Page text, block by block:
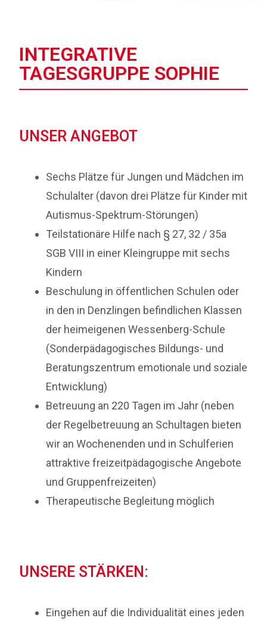
INTEGRATIVE
TAGESGRUPPE SOPHIE
UNSER ANGEBOT
Sechs Plätze für Jungen und Mädchen im
Schulalter (davon drei Plätze für Kinder mit
Autismus-Spektrum-Störungen)
Teilstationäre Hilfe nach § 27, 32 / 35a
SGB VIII in einer Kleingruppe mit sechs
Kindern
Beschulung in öffentlichen Schulen oder
in den in Denzlingen befindlichen Klassen
der heimeigenen Wessenberg-Schule
(Sonderpädagogisches Bildungs- und
Beratungszentrum emotionale und soziale
Entwicklung)
Betreuung an 220 Tagen im Jahr (neben
der Regelbetreuung an Schultagen bieten
wir an Wochenenden und in Schulferien
attraktive freizeitpädagogische Angebote
und Gruppenfreizeiten)
Therapeutische Begleitung möglich
UNSERE STÄRKEN:
Eingehen auf die Individualität eines jeden